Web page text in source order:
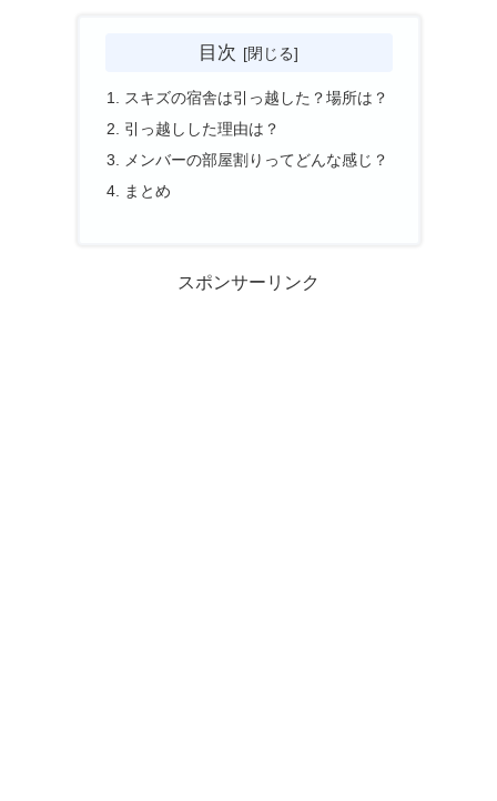
目次
スキズの宿舎は引っ越した？場所は？
引っ越しした理由は？
メンバーの部屋割りってどんな感じ？
まとめ
スポンサーリンク